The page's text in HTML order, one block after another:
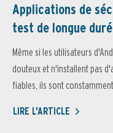
Applications de
test de longue
Même si les utilisateurs
douteux et n'installent pas
fiables, ils sont
LIRE L'ARTICLE